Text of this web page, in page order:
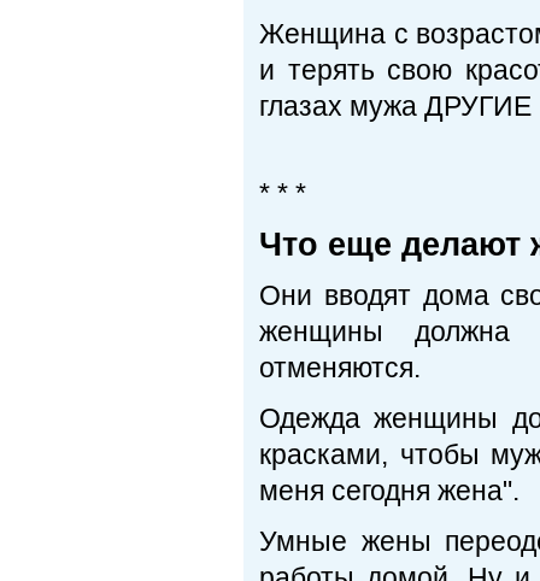
Женщина с
и терять свою
глазах мужа ДРУГИЕ
* * *
Что еще делают
Они вводят дома
женщины должна
отменяются.
Одежда женщины
красками, чтобы
меня сегодня жена".
Умные жены